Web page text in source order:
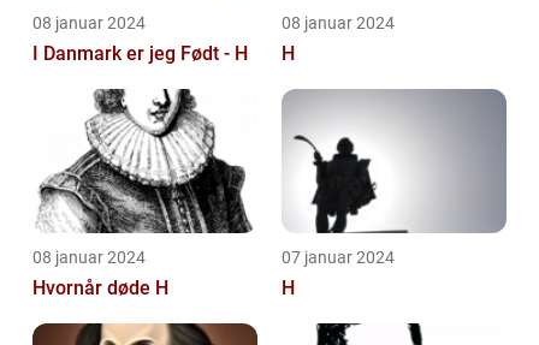
08 januar 2024
I Danmark er jeg Født - H
08 januar 2024
H
08 januar 2024
Hvornår døde H
07 januar 2024
H